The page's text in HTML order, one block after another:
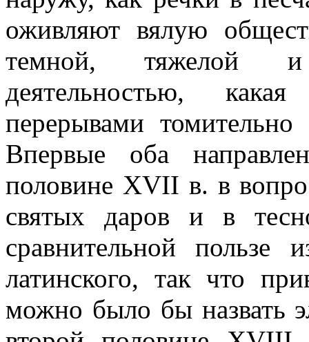
оживляют вялую
темной, тяжелой и
деятельностью,
перерывами
Впервые оба
половине XVII в. в
святых даров и в
сравнительной пользе
латинского, так что
можно было бы назвать